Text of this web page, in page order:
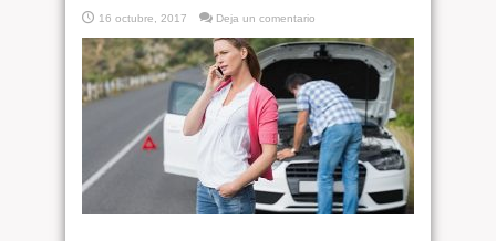
16 octubre, 2017 Deja un comentario